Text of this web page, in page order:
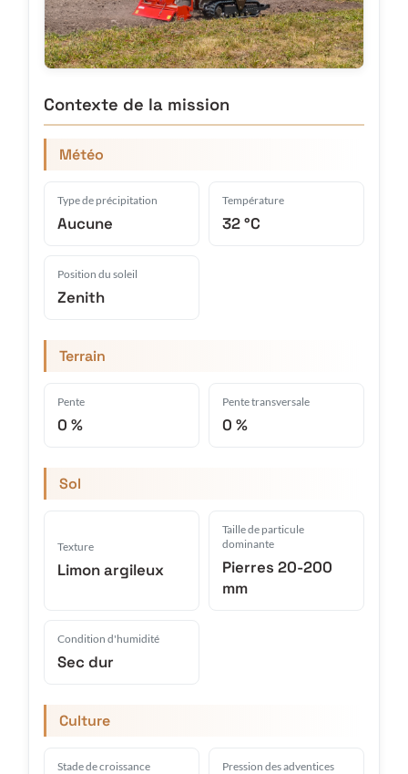
Contexte de la mission
Météo
Type de précipitation
Aucune
Température
32 °C
Position du soleil
Zenith
Terrain
Pente
0 %
Pente transversale
0 %
Sol
Texture
Limon argileux
Taille de particule
dominante
Pierres 20-200
mm
Condition d'humidité
Sec dur
Culture
Stade de croissance Pression des adventices